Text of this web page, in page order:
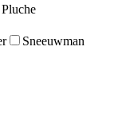
Pluche
Sneeuwman